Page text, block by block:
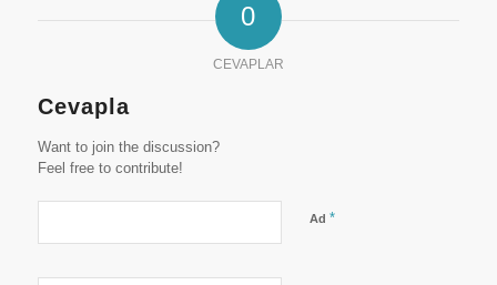
0
CEVAPLAR
Cevapla
Want to join the discussion?
Feel free to contribute!
Ad *